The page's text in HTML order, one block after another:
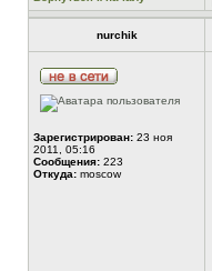
nurchik
Зарегистрирован: 23 ноя
2011, 05:16
Сообщения: 223
Откуда: moscow